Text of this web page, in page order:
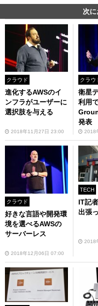
次に
クラウド
進化するAWSのイ
ンフラがユーザーに
選択肢を与える
2018年11月27日 23:00
クラウ
衛星
利用
発表
2018
クラウド
好きな言語や開発環
境を選べるAWSの
サーバーレス
2018年12月06日 07:00
TECH
IT記
出張
2018